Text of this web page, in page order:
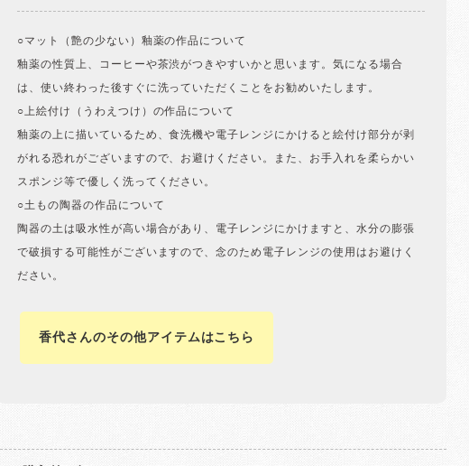
○マット（艶の少ない）釉薬の作品について
釉薬の性質上、コーヒーや茶渋がつきやすいかと思います。気になる場合
は、使い終わった後すぐに洗っていただくことをお勧めいたします。
○上絵付け（うわえつけ）の作品について
釉薬の上に描いているため、食洗機や電子レンジにかけると絵付け部分が剥
がれる恐れがございますので、お避けください。また、お手入れを柔らかい
スポンジ等で優しく洗ってください。
○土もの陶器の作品について
陶器の土は吸水性が高い場合があり、電子レンジにかけますと、水分の膨張
で破損する可能性がございますので、念のため電子レンジの使用はお避けく
ださい。
香代さんのその他アイテムはこちら